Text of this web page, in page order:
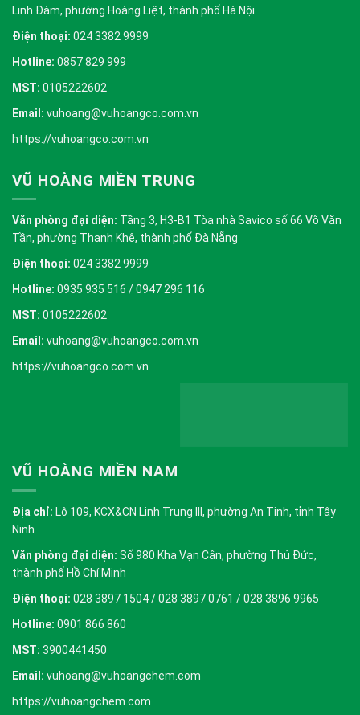
Linh Đàm, phường Hoàng Liệt, thành phố Hà Nội
Điện thoại: 024 3382 9999
Hotline: 0857 829 999
MST: 0105222602
Email: vuhoang@vuhoangco.com.vn
https://vuhoangco.com.vn
VŨ HOÀNG MIỀN TRUNG
Văn phòng đại diện: Tầng 3, H3-B1 Tòa nhà Savico số 66 Võ Văn
Tần, phường Thanh Khê, thành phố Đà Nẵng
Điện thoại: 024 3382 9999
Hotline: 0935 935 516 / 0947 296 116
MST: 0105222602
Email: vuhoang@vuhoangco.com.vn
https://vuhoangco.com.vn
VŨ HOÀNG MIỀN NAM
Địa chỉ: Lô 109, KCX&CN Linh Trung III, phường An Tịnh, tỉnh Tây
Ninh
Văn phòng đại diện: Số 980 Kha Vạn Cân, phường Thủ Đức,
thành phố Hồ Chí Minh
Điện thoại: 028 3897 1504 / 028 3897 0761 / 028 3896 9965
Hotline: 0901 866 860
MST: 3900441450
Email: vuhoang@vuhoangchem.com
https://vuhoangchem.com